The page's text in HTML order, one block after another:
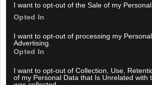
I want to opt-out of the Sale of my Personal
Opted In
I want to opt-out of processing my
Advertising.
Opted In
I want to opt-out of Collection, Use,
of my Personal Data that Is Unrelated with
Δείτε Περισσότερα